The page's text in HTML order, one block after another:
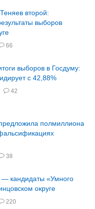
второй:
выборов
66
выборов в Госдуму:
с 42,88%
42
полмиллиона
38
кандидаты «Умного
округе
220